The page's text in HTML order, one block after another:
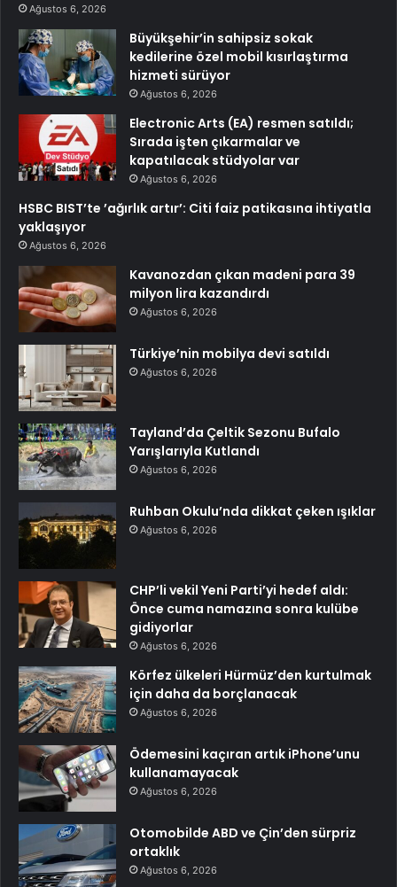
Ağustos 6, 2026
Büyükşehir’in sahipsiz sokak
kedilerine özel mobil kısırlaştırma
hizmeti sürüyor
Ağustos 6, 2026
Electronic Arts (EA) resmen satıldı;
Sırada işten çıkarmalar ve
kapatılacak stüdyolar var
Ağustos 6, 2026
HSBC BIST’te ’ağırlık artır’: Citi faiz patikasına ihtiyatla
yaklaşıyor
Ağustos 6, 2026
Kavanozdan çıkan madeni para 39
milyon lira kazandırdı
Ağustos 6, 2026
Türkiye’nin mobilya devi satıldı
Ağustos 6, 2026
Tayland’da Çeltik Sezonu Bufalo
Yarışlarıyla Kutlandı
Ağustos 6, 2026
Ruhban Okulu’nda dikkat çeken ışıklar
Ağustos 6, 2026
CHP’li vekil Yeni Parti’yi hedef aldı:
Önce cuma namazına sonra kulübe
gidiyorlar
Ağustos 6, 2026
Körfez ülkeleri Hürmüz’den kurtulmak
için daha da borçlanacak
Ağustos 6, 2026
Ödemesini kaçıran artık iPhone’unu
kullanamayacak
Ağustos 6, 2026
Otomobilde ABD ve Çin’den sürpriz
ortaklık
Ağustos 6, 2026